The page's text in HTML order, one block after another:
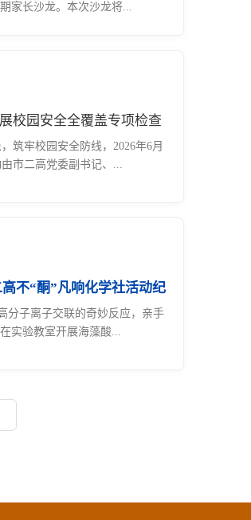
家长沙龙。本次沙龙将...
校园安全全覆盖专项检查
筑牢校园安全防线，2026年6月
市二高党委副书记、...
球 ——平顶山市二高不“酮”凡响化学社活动纪
分子离子交联的奇妙反应，亲手
实验教室开展海藻酸...